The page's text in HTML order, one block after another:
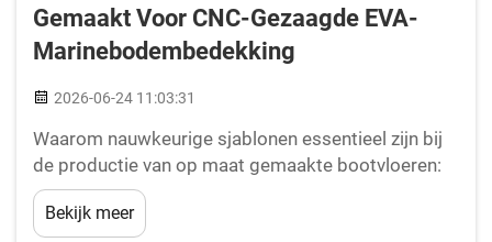
Gemaakt Voor CNC-Gezaagde EVA-
Marinebodembedekking
2026-06-24 11:03:31
Waarom nauwkeurige sjablonen essentieel zijn bij
de productie van op maat gemaakte bootvloeren:
Elk succesvol project voor op maat gemaakte EVA-
bootvloeren begint met één cruciale stap: het
Bekijk meer